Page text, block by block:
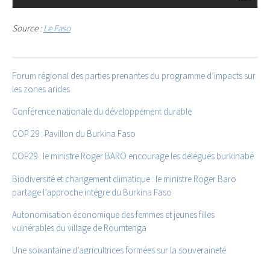
Source :Le Faso
Forum régional des parties prenantes du programme d’impacts sur
les zones arides
Conférence nationale du développement durable
COP 29 : Pavillon du Burkina Faso
COP29 : le ministre Roger BARO encourage les délégués burkinabé
Biodiversité et changement climatique : le ministre Roger Baro
partage l’approche intégre du Burkina Faso
Autonomisation économique des femmes et jeunes filles
vulnérables du village de Roumtenga
Une soixantaine d’agricultrices formées sur la souveraineté